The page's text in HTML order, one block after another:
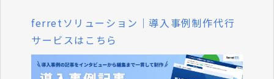
ferretソリューション｜導入事例制作代行
サービスはこちら